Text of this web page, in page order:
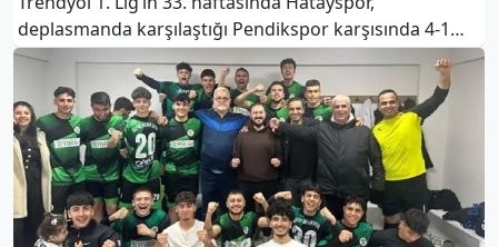
deplasmanda karşılaştığı Pendikspor karşısında 4-1
mağlup olarak haftayı puansız kapattı. Play-off hattını
yakından ilgilendiren mücadelede bordo-beyazlı ekip,
prestij mücadelesini